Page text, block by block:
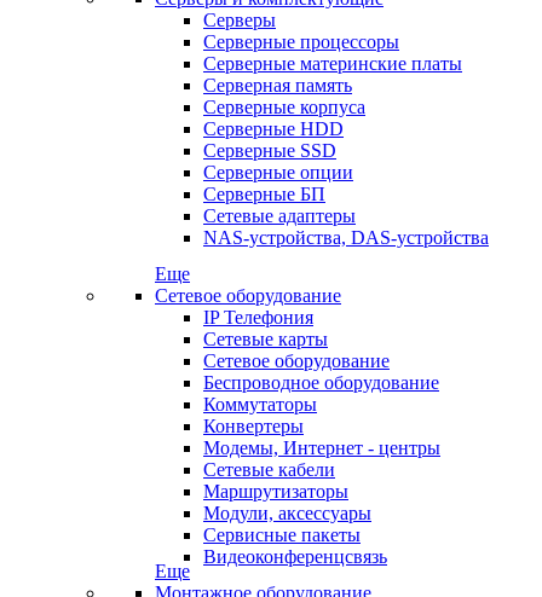
Серверы
Серверные процессоры
Серверные материнские платы
Серверная память
Серверные корпуса
Серверные HDD
Серверные SSD
Серверные опции
Серверные БП
Сетевые адаптеры
NAS-устройства, DAS-устройства
Еще
Сетевое оборудование
IP Телефония
Сетевые карты
Сетевое оборудование
Беспроводное оборудование
Коммутаторы
Конвертеры
Модемы, Интернет - центры
Сетевые кабели
Маршрутизаторы
Модули, аксессуары
Сервисные пакеты
Видеоконференцсвязь
Еще
Монтажное оборудование